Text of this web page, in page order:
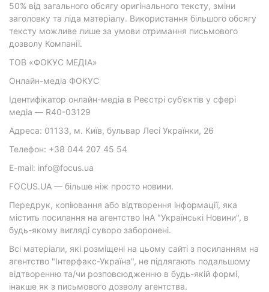
50% від загального обсягу оригінального тексту, зміни
заголовку та ліда матеріалу. Використання більшого обсягу
тексту можливе лише за умови отримання письмового
дозволу Компанії.
ТОВ «ФОКУС МЕДІА»
Онлайн-медіа ФОКУС
Ідентифікатор онлайн-медіа в Реєстрі суб’єктів у сфері
медіа — R40-03129
Адреса: 01133, м. Київ, бульвар Лесі Українки, 26
Телефон: +38 044 207 45 54
E-mail: info@focus.ua
FOCUS.UA — більше ніж просто новини.
Передрук, копіювання або відтворення інформації, яка
містить посилання на агентство ІнА "Українські Новини", в
будь-якому вигляді суворо заборонені.
Всі матеріали, які розміщені на цьому сайті з посиланням на
агентство "Інтерфакс-Україна", не підлягають подальшому
відтворенню та/чи розповсюдженню в будь-якій формі,
інакше як з письмового дозволу агентства.